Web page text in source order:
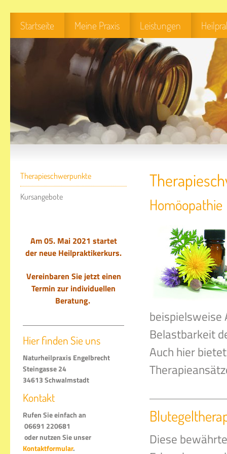
Startseite Meine Praxis Leistungen
Therapieschwerpunkte
Kursangebote
Am 05. Mai 2021 startet
der neue Heilpraktikerkurs.
Vereinbaren Sie jetzt einen
Termin zur individuellen
Beratung.
Hier finden Sie uns
Naturheilpraxis Engelbrecht
Steingasse 24
34613 Schwalmstadt
Kontakt
Rufen Sie einfach an
06691 220681
oder nutzen Sie unser
Kontaktformular.
Homöopathie
beispielsweise
Belastbarkeit
Auch hier
Diese